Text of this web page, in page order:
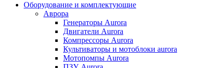
Оборудование и комплектующие
Аврора
Генераторы Aurora
Двигатели Aurora
Компрессоры Aurora
Культиваторы и мотоблоки aurora
Мотопомпы Aurora